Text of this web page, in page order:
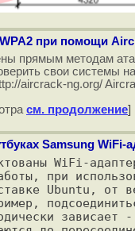
при помощи
прямым методам
свои системы
aircrack-ng.org/
см. продолжение]
Samsung WiFi-
WiFi-
при
Ubuntu, от
зависает